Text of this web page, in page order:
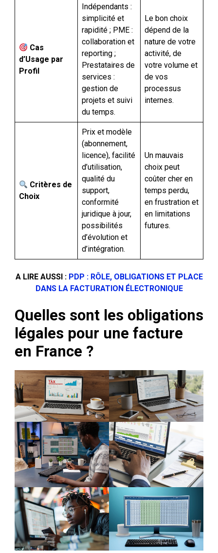
Cas
d’Usage par
Profil
Indépendants :
simplicité et
rapidité ; PME :
collaboration et
reporting ;
Prestataires de
services :
gestion de
projets et suivi
du temps.
Le bon choix
dépend de la
nature de votre
activité, de
votre volume et
de vos
processus
internes.
Critères de
Choix
Prix et modèle
(abonnement,
licence), facilité
d’utilisation,
qualité du
support,
conformité
juridique à jour,
possibilités
d’évolution et
d’intégration.
Un mauvais
choix peut
coûter cher en
temps perdu,
en frustration et
en limitations
futures.
A LIRE AUSSI : PDP : RÔLE, OBLIGATIONS ET PLACE
DANS LA FACTURATION ÉLECTRONIQUE
Quelles sont les obligations
légales pour une facture
en France ?